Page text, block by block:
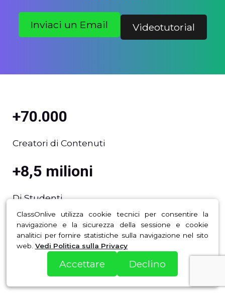
ClassOnlive utilizza cookie tecnici per consentire la
navigazione e la sicurezza della sessione e cookie
analitici per fornire statistiche sulla navigazione nel sito
web. Vedi Politica sulla Privacy
Accettare Declino
Inviaci un Email Videotutorial
+70.000
Creatori di Contenuti
+8,5 milioni
Di Studenti
+25
Presenza in Paesi
+900 milioni di dollari